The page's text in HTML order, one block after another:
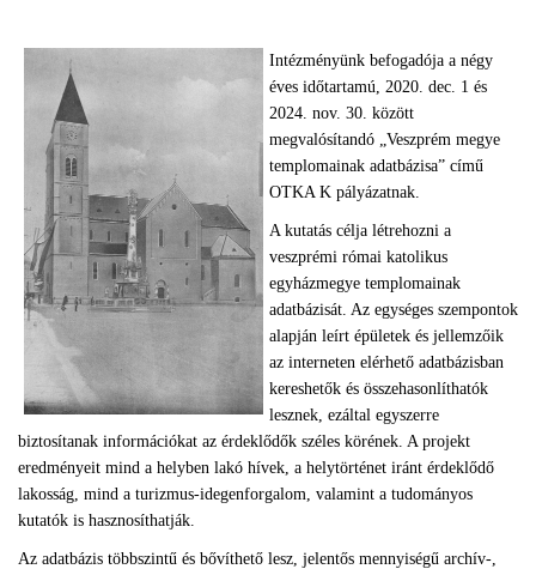
Intézményünk befogadója a négy
éves időtartamú, 2020. dec. 1 és
2024. nov. 30. között
megvalósítandó „Veszprém megye
templomainak adatbázisa” című
OTKA K pályázatnak.
A kutatás célja létrehozni a
veszprémi római katolikus
egyházmegye templomainak
adatbázisát. Az egységes szempontok
alapján leírt épületek és jellemzőik
az interneten elérhető adatbázisban
kereshetők és összehasonlíthatók
lesznek, ezáltal egyszerre
biztosítanak információkat az érdeklődők széles körének. A projekt
eredményeit mind a helyben lakó hívek, a helytörténet iránt érdeklődő
lakosság, mind a turizmus-idegenforgalom, valamint a tudományos
kutatók is hasznosíthatják.
Az adatbázis többszintű és bővíthető lesz, jelentős mennyiségű archív-,